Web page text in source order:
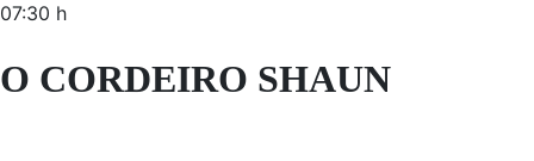
07:30 h
O CORDEIRO SHAUN